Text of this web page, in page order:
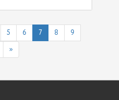
5 6 7 8 9
»